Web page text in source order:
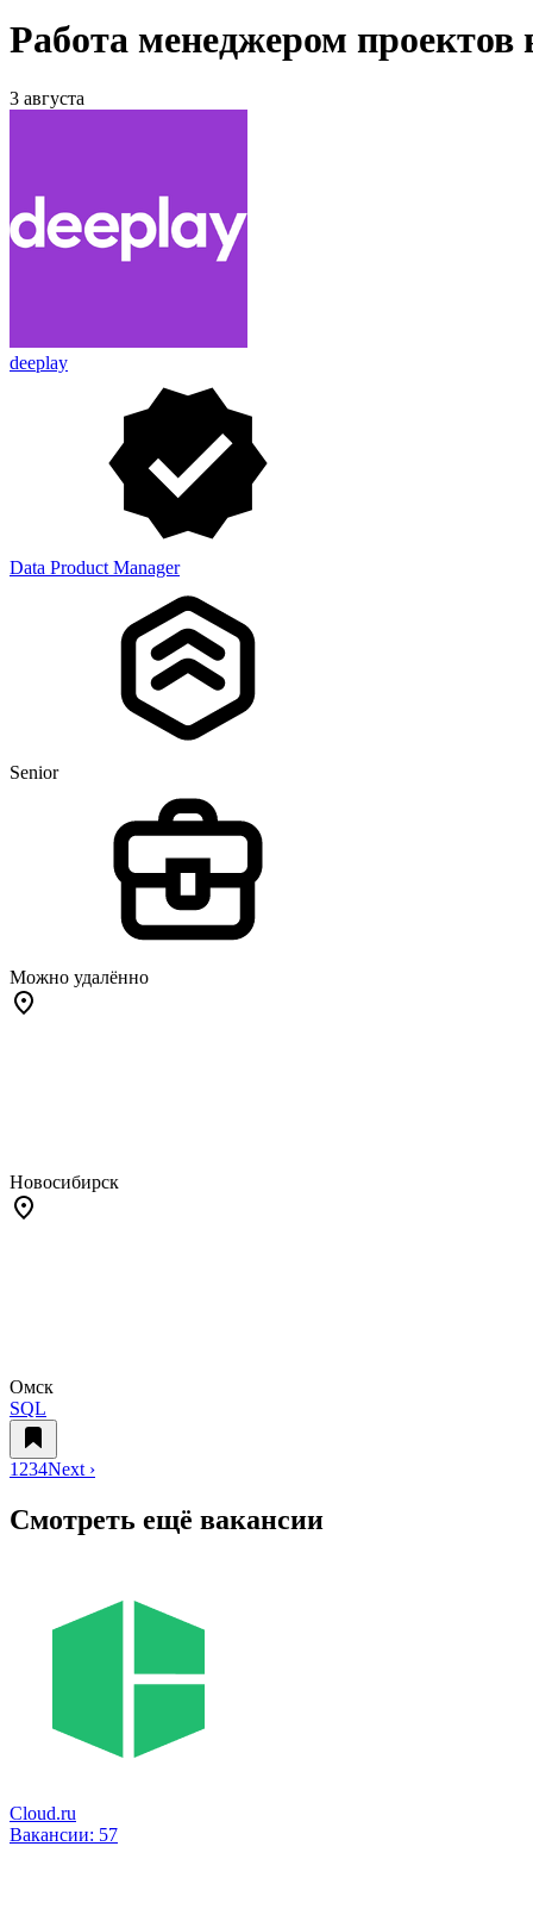
Работа менеджером проектов
3 августа
deeplay
Data Product Manager
Senior
Можно удалённо
Новосибирск
Омск
SQL
1 234Next ›
Смотреть ещё вакансии
Cloud.ru
Вакансии: 57